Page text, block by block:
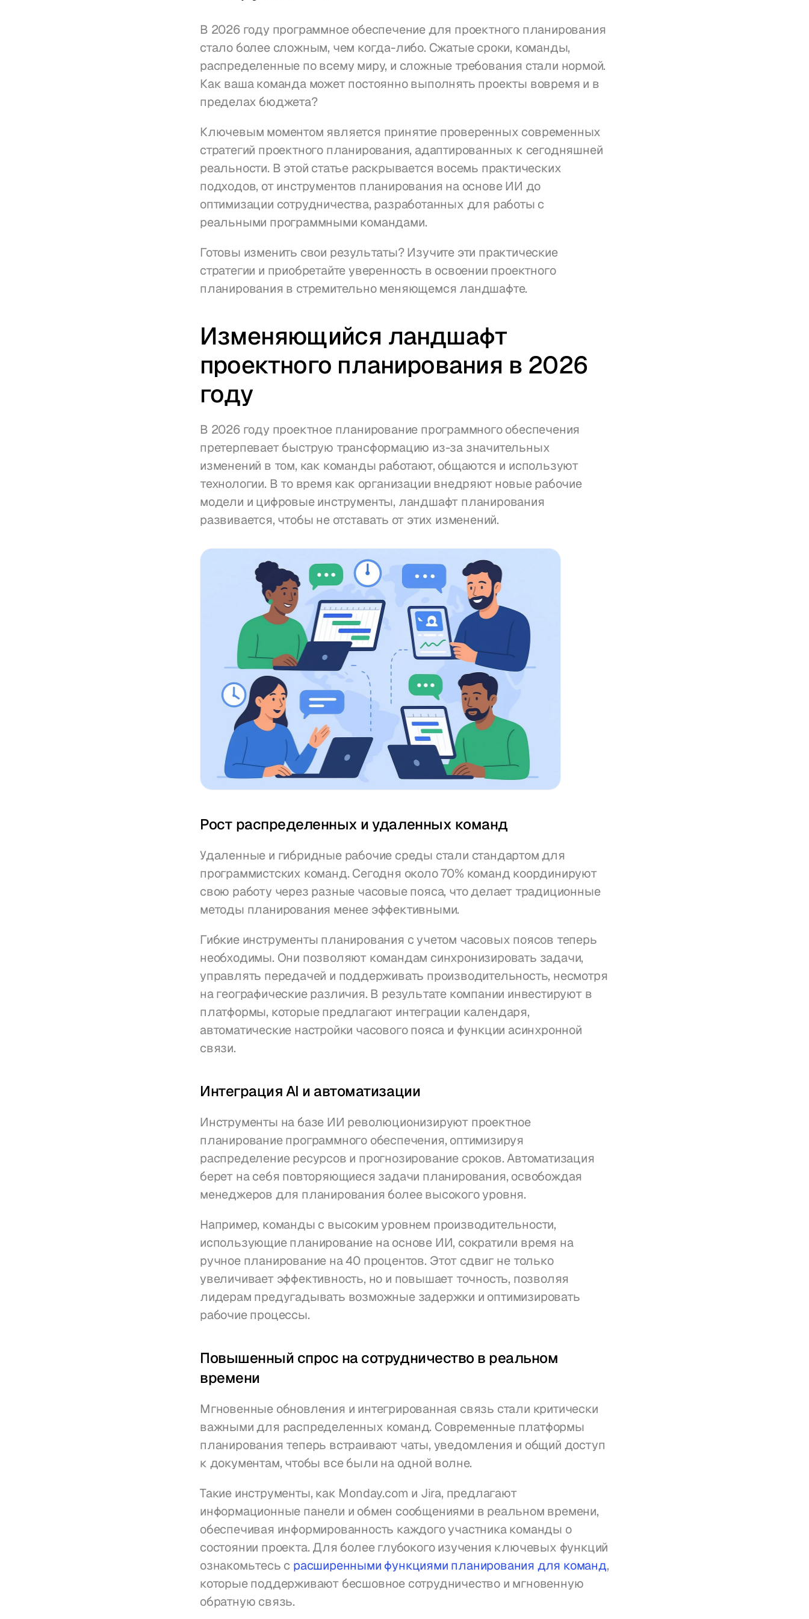
В 2026 году программное обеспечение для проектного планирования
стало более сложным, чем когда-либо. Сжатые сроки, команды,
распределенные по всему миру, и сложные требования стали нормой.
Как ваша команда может постоянно выполнять проекты вовремя и в
пределах бюджета?
Ключевым моментом является принятие проверенных современных
стратегий проектного планирования, адаптированных к сегодняшней
реальности. В этой статье раскрывается восемь практических
подходов, от инструментов планирования на основе ИИ до
оптимизации сотрудничества, разработанных для работы с
реальными программными командами.
Готовы изменить свои результаты? Изучите эти практические
стратегии и приобретайте уверенность в освоении проектного
планирования в стремительно меняющемся ландшафте.
Изменяющийся ландшафт
проектного планирования в 2026
году
В 2026 году проектное планирование программного обеспечения
претерпевает быструю трансформацию из-за значительных
изменений в том, как команды работают, общаются и используют
технологии. В то время как организации внедряют новые рабочие
модели и цифровые инструменты, ландшафт планирования
развивается, чтобы не отставать от этих изменений.
Рост распределенных и удаленных команд
Удаленные и гибридные рабочие среды стали стандартом для
программистских команд. Сегодня около 70% команд координируют
свою работу через разные часовые пояса, что делает традиционные
методы планирования менее эффективными.
Гибкие инструменты планирования с учетом часовых поясов теперь
необходимы. Они позволяют командам синхронизировать задачи,
управлять передачей и поддерживать производительность, несмотря
на географические различия. В результате компании инвестируют в
платформы, которые предлагают интеграции календаря,
автоматические настройки часового пояса и функции асинхронной
связи.
Интеграция AI и автоматизации
Инструменты на базе ИИ революционизируют проектное
планирование программного обеспечения, оптимизируя
распределение ресурсов и прогнозирование сроков. Автоматизация
берет на себя повторяющиеся задачи планирования, освобождая
менеджеров для планирования более высокого уровня.
Например, команды с высоким уровнем производительности,
использующие планирование на основе ИИ, сократили время на
ручное планирование на 40 процентов. Этот сдвиг не только
увеличивает эффективность, но и повышает точность, позволяя
лидерам предугадывать возможные задержки и оптимизировать
рабочие процессы.
Повышенный спрос на сотрудничество в реальном
времени
Мгновенные обновления и интегрированная связь стали критически
важными для распределенных команд. Современные платформы
планирования теперь встраивают чаты, уведомления и общий доступ
к документам, чтобы все были на одной волне.
Такие инструменты, как Monday.com и Jira, предлагают
информационные панели и обмен сообщениями в реальном времени,
обеспечивая информированность каждого участника команды о
состоянии проекта. Для более глубокого изучения ключевых функций
ознакомьтесь с расширенными функциями планирования для команд,
которые поддерживают бесшовное сотрудничество и мгновенную
обратную связь.